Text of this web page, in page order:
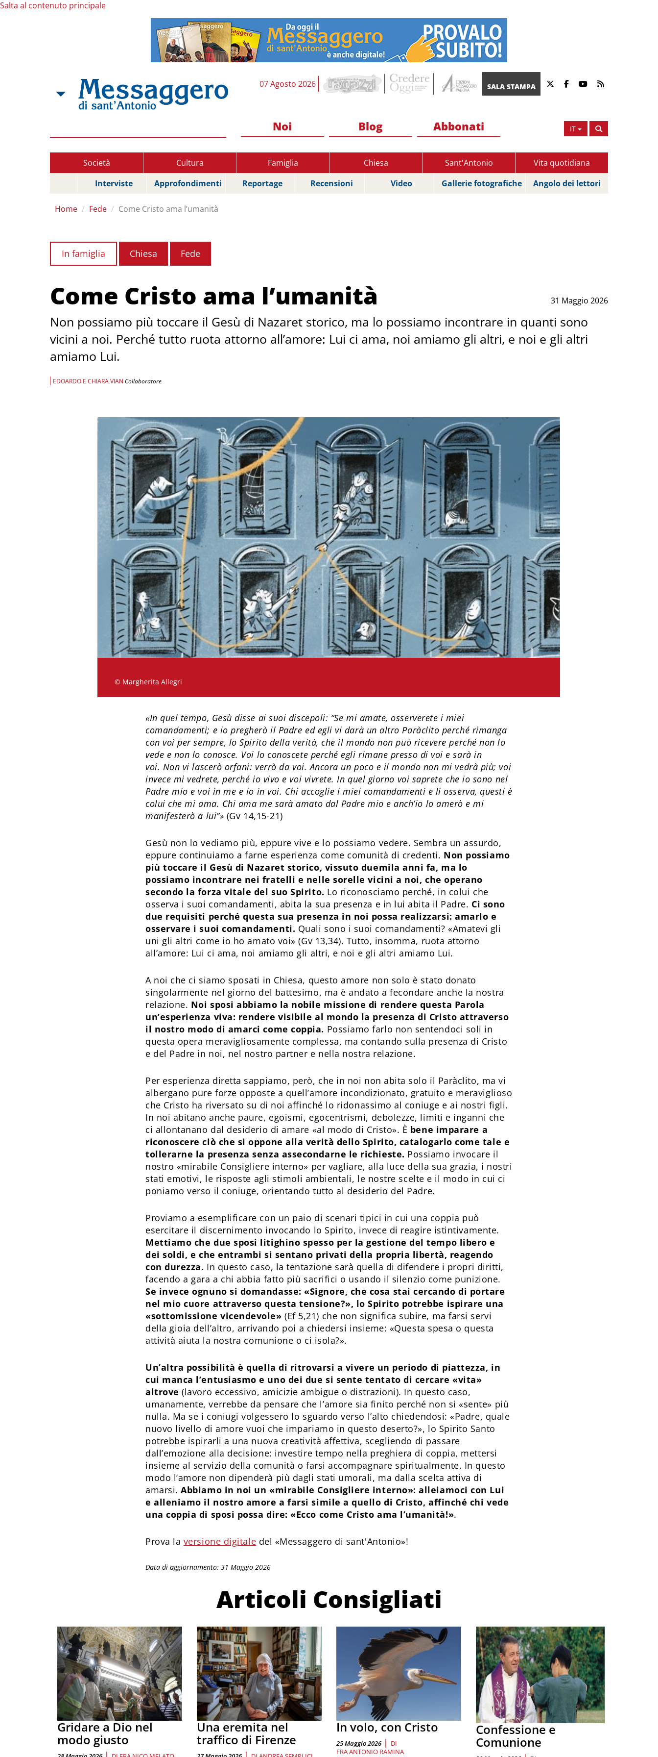
Salta al contenuto principale
07 Agosto 2026 SALA STAMPA
IT
Noi Blog Abbonati
Società Cultura Famiglia Chiesa Sant'Antonio
Vita quotidiana
Interviste
Approfondimenti Reportage Recensioni Video Gallerie fotografiche Angolo dei lettori
Home Fede Come Cristo ama l’umanità
In famiglia Chiesa Fede
31 Maggio 2026
Come Cristo ama l’umanità
Non possiamo più toccare il Gesù di Nazaret storico, ma lo possiamo incontrare in quanti sono
vicini a noi. Perché tutto ruota attorno all’amore: Lui ci ama, noi amiamo gli altri, e noi e gli altri
amiamo Lui.
EDOARDO E CHIARA VIAN Collaboratore
© Margherita Allegri
«In quel tempo, Gesù disse ai suoi discepoli: “Se mi amate, osserverete i miei
comandamenti; e io pregherò il Padre ed egli vi darà un altro Paràclito perché rimanga
con voi per sempre, lo Spirito della verità, che il mondo non può ricevere perché non lo
vede e non lo conosce. Voi lo conoscete perché egli rimane presso di voi e sarà in
voi. Non vi lascerò orfani: verrò da voi. Ancora un poco e il mondo non mi vedrà più; voi
invece mi vedrete, perché io vivo e voi vivrete. In quel giorno voi saprete che io sono nel
Padre mio e voi in me e io in voi. Chi accoglie i miei comandamenti e li osserva, questi è
colui che mi ama. Chi ama me sarà amato dal Padre mio e anch’io lo amerò e mi
manifesterò a lui”» (Gv 14,15-21)
Gesù non lo vediamo più, eppure vive e lo possiamo vedere. Sembra un assurdo,
eppure continuiamo a farne esperienza come comunità di credenti. Non possiamo
più toccare il Gesù di Nazaret storico, vissuto duemila anni fa, ma lo
possiamo incontrare nei fratelli e nelle sorelle vicini a noi, che operano
secondo la forza vitale del suo Spirito. Lo riconosciamo perché, in colui che
osserva i suoi comandamenti, abita la sua presenza e in lui abita il Padre. Ci sono
due requisiti perché questa sua presenza in noi possa realizzarsi: amarlo e
osservare i suoi comandamenti. Quali sono i suoi comandamenti? «Amatevi gli
uni gli altri come io ho amato voi» (Gv 13,34). Tutto, insomma, ruota attorno
all’amore: Lui ci ama, noi amiamo gli altri, e noi e gli altri amiamo Lui.
A noi che ci siamo sposati in Chiesa, questo amore non solo è stato donato
singolarmente nel giorno del battesimo, ma è andato a fecondare anche la nostra
relazione. Noi sposi abbiamo la nobile missione di rendere questa Parola
un’esperienza viva: rendere visibile al mondo la presenza di Cristo attraverso
il nostro modo di amarci come coppia. Possiamo farlo non sentendoci soli in
questa opera meravigliosamente complessa, ma contando sulla presenza di Cristo
e del Padre in noi, nel nostro partner e nella nostra relazione.
Per esperienza diretta sappiamo, però, che in noi non abita solo il Paràclito, ma vi
albergano pure forze opposte a quell’amore incondizionato, gratuito e meraviglioso
che Cristo ha riversato su di noi affinché lo ridonassimo al coniuge e ai nostri figli.
In noi abitano anche paure, egoismi, egocentrismi, debolezze, limiti e inganni che
ci allontanano dal desiderio di amare «al modo di Cristo». È bene imparare a
riconoscere ciò che si oppone alla verità dello Spirito, catalogarlo come tale e
tollerarne la presenza senza assecondarne le richieste. Possiamo invocare il
nostro «mirabile Consigliere interno» per vagliare, alla luce della sua grazia, i nostri
stati emotivi, le risposte agli stimoli ambientali, le nostre scelte e il modo in cui ci
poniamo verso il coniuge, orientando tutto al desiderio del Padre.
Proviamo a esemplificare con un paio di scenari tipici in cui una coppia può
esercitare il discernimento invocando lo Spirito, invece di reagire istintivamente.
Mettiamo che due sposi litighino spesso per la gestione del tempo libero e
dei soldi, e che entrambi si sentano privati della propria libertà, reagendo
con durezza. In questo caso, la tentazione sarà quella di difendere i propri diritti,
facendo a gara a chi abbia fatto più sacrifici o usando il silenzio come punizione.
Se invece ognuno si domandasse: «Signore, che cosa stai cercando di portare
nel mio cuore attraverso questa tensione?», lo Spirito potrebbe ispirare una
«sottomissione vicendevole» (Ef 5,21) che non significa subire, ma farsi servi
della gioia dell’altro, arrivando poi a chiedersi insieme: «Questa spesa o questa
attività aiuta la nostra comunione o ci isola?».
Un’altra possibilità è quella di ritrovarsi a vivere un periodo di piattezza, in
cui manca l’entusiasmo e uno dei due si sente tentato di cercare «vita»
altrove (lavoro eccessivo, amicizie ambigue o distrazioni). In questo caso,
umanamente, verrebbe da pensare che l’amore sia finito perché non si «sente» più
nulla. Ma se i coniugi volgessero lo sguardo verso l’alto chiedendosi: «Padre, quale
nuovo livello di amore vuoi che impariamo in questo deserto?», lo Spirito Santo
potrebbe ispirarli a una nuova creatività affettiva, scegliendo di passare
dall’emozione alla decisione: investire tempo nella preghiera di coppia, mettersi
insieme al servizio della comunità o farsi accompagnare spiritualmente. In questo
modo l’amore non dipenderà più dagli stati umorali, ma dalla scelta attiva di
amarsi.Abbiamo in noi un «mirabile Consigliere interno»: alleiamoci con Lui
e alleniamo il nostro amore a farsi simile a quello di Cristo, affinché chi vede
una coppia di sposi possa dire: «Ecco come Cristo ama l’umanità!».
Prova la versione digitale del «Messaggero di sant'Antonio»!
Data di aggiornamento: 31 Maggio 2026
Articoli Consigliati
Gridare a Dio nel
modo giusto
Una eremita nel
traffico di Firenze
In volo, con Cristo
25 Maggio 2026 | DI
FRA ANTONIO RAMINA
Confessione e
Comunione